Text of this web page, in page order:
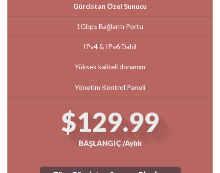
Gürcistan Özel Sunucu
1Gbps Bağlantı Portu
IPv4 & IPv6 Dahil
Yüksek kaliteli donanım
Yönetim Kontrol Paneli
$129.99
BAŞLANGIÇ /Aylık